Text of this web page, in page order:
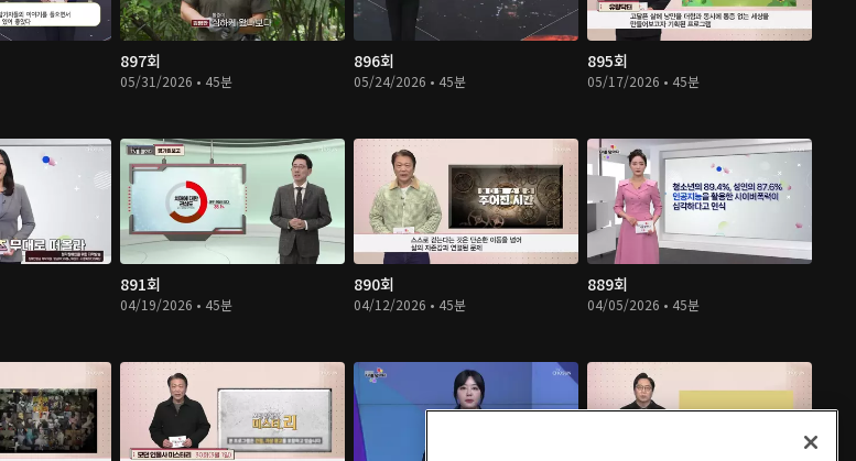
897회
05/31/2026 • 45분
896회
05/24/2026 • 45분
895회
05/17/2026 • 45분
891회
04/19/2026 • 45분
890회
04/12/2026 • 45분
889회
04/05/2026 • 45분